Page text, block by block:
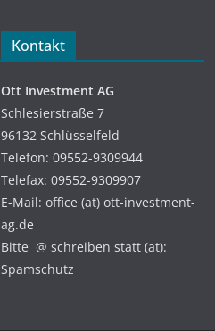
Kontakt
Ott Investment AG
Schlesierstraße 7
96132 Schlüsselfeld
Telefon: 09552-9309944
Telefax: 09552-9309907
E-Mail: office (at) ott-investment-
ag.de
Bitte @ schreiben statt (at):
Spamschutz